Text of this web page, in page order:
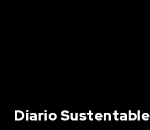
Diario Sustentable